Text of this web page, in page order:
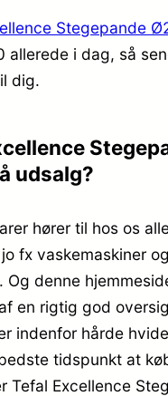
Stegepande
allerede i dag, så
dig.
udsalg?
hører til hos os
fx vaskemaskiner og
Og denne
en rigtig god
indenfor hårde
tidspunkt at
Tefal Excellence